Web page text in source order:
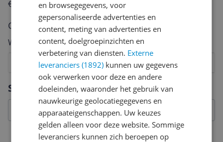
Specificaties
Aansluitingen
€250,-!
Klik hier voor de actievoorwaarden.
Cijfer
Welk cijfer geef jij dit product?
8
7
6
5
4
3
2
Vraag 1 van 4
en browsegegevens, voor
gepersonaliseerde advertenties en
content, meting van advertenties en
content, doelgroepinzichten en
verbetering van diensten. Externe
leveranciers (1892) kunnen uw gegevens
ook verwerken voor deze en andere
doeleinden, waaronder het gebruik van
nauwkeurige geolocatiegegevens en
apparaateigenschappen. Uw keuzes
gelden alleen voor deze website. Sommige
leveranciers kunnen zich beroepen op